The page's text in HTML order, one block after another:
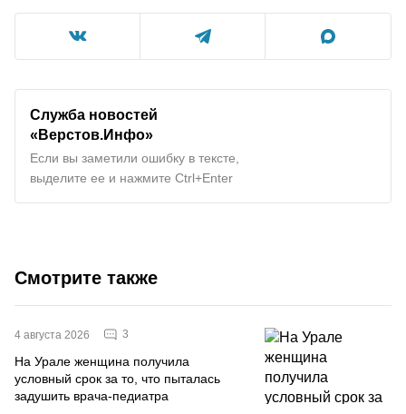
Служба новостей
«Верстов.Инфо»
Если вы заметили ошибку в тексте,
выделите ее и нажмите Ctrl+Enter
Смотрите также
4 августа 2026 3
На Урале женщина получила
условный срок за то, что пыталась
задушить врача-педиатра